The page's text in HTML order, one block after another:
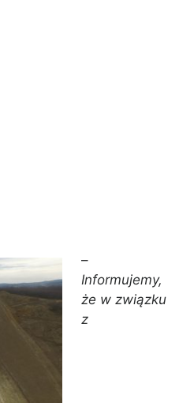
–
Informujemy,
że w związku
z